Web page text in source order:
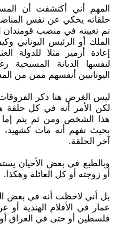
المهم أني أكتشفت أن
حلقاته يحكي عن نفس
تم تعيينه في منصب قومندان
الملك أو الرئيس اليوناني
إعادة أزمير مثلا للدولة
لنفسها الديانة
اليونانيين أنفسهم ممن من
ليس الغرض هنا ذكر الفروقات
لكن الأمر أنه في كل
هذا الشخص ومن ثم يتم إما
بحيث نفهم أنه مات
آخر الحلقة.
وبالطبع في بعض الأحيان
أو زوجته أو كل العائلة وهكذا.
بل أني لاحظت أنه في بعض
عمار في الأفلام الهندية
فلسطين أو حتى في العراق أو